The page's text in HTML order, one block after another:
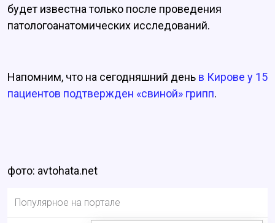
будет известна только после проведения
патологоанатомических исследований.
Напомним, что на сегодняшний день в Кирове у 15
пациентов подтвержден «свиной» грипп.
фото: avtohata.net
Популярное на портале